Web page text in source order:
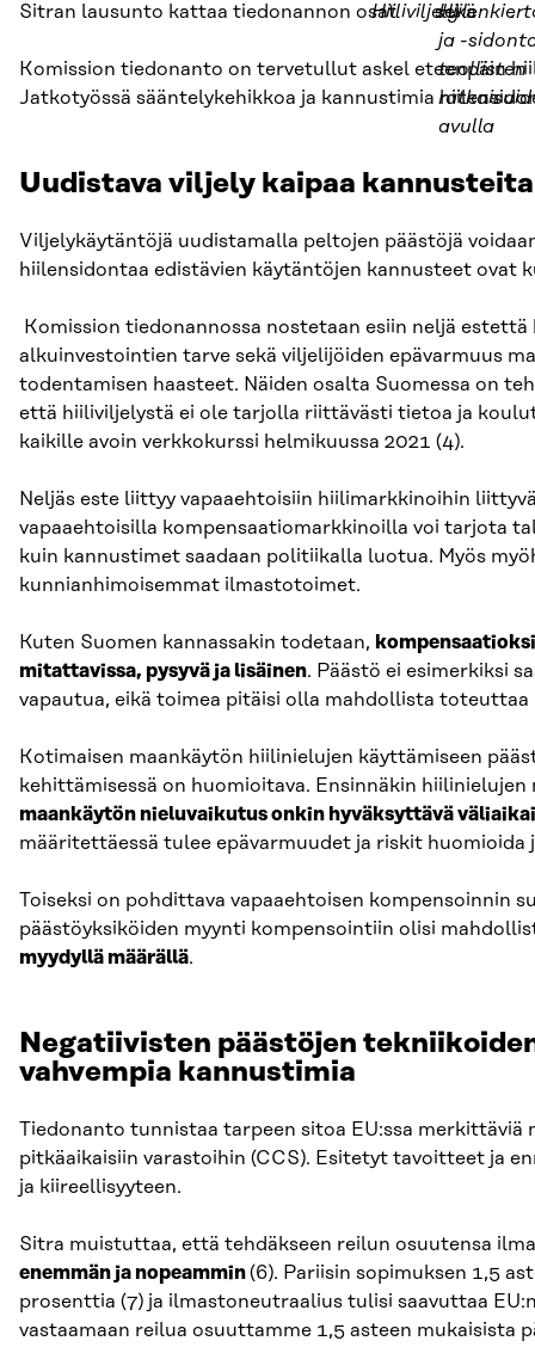
Sitran lausunto kattaa tiedonannon osatHiiliviljely
sekä
ja -
teollisten
avulla
.
Komission tiedonanto on tervetullut askel eteenpäin
Jatkotyössä sääntelykehikkoa ja kannustimia
Uudistava viljely kaipaa
Viljelykäytäntöjä uudistamalla peltojen päästöjä
hiilensidontaa edistävien käytäntöjen kannusteet
Komission tiedonannossa nostetaan esiin neljä
alkuinvestointien tarve sekä viljelijöiden epävarmuus
todentamisen haasteet. Näiden osalta Suomessa on
että hiiliviljelystä ei ole tarjolla riittävästi tietoa ja
kaikille avoin verkkokurssi helmikuussa 2021 (4).
Neljäs este liittyy vapaaehtoisiin hiilimarkkinoihin
vapaaehtoisilla kompensaatiomarkkinoilla voi tarjota
kuin kannustimet saadaan politiikalla luotua. Myös
kunnianhimoisemmat ilmastotoimet.
Kuten Suomen kannassakin todetaan,
mitattavissa, pysyvä ja lisäinen. Päästö ei esimerkiksi
vapautua, eikä toimea pitäisi olla mahdollista
Kotimaisen maankäytön hiilinielujen käyttämiseen
kehittämisessä on huomioitava. Ensinnäkin
maankäytön nieluvaikutus onkin hyväksyttävä
määritettäessä tulee epävarmuudet ja riskit
Toiseksi on pohdittava vapaaehtoisen
päästöyksiköiden myynti kompensointiin olisi
myydyllä määrällä.
Negatiivisten päästöjen
vahvempia kannustimia
Tiedonanto tunnistaa tarpeen sitoa EU:ssa
pitkäaikaisiin varastoihin (CCS). Esitetyt tavoitteet ja
ja kiireellisyyteen.
Sitra muistuttaa, että tehdäkseen reilun osuutensa
enemmän ja nopeammin(6). Pariisin sopimuksen 1,5
prosenttia (7) ja ilmastoneutraalius tulisi saavuttaa
vastaamaan reilua osuuttamme 1,5 asteen